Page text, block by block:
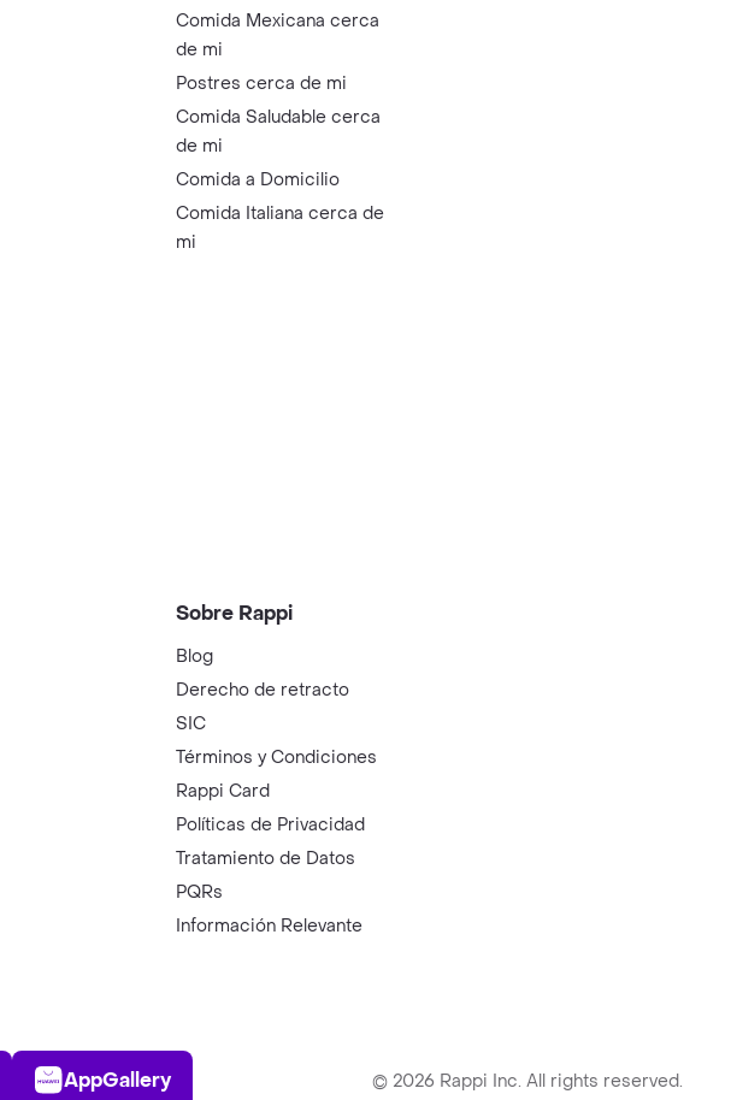
Comida Mexicana cerca
de mi
Postres cerca de mi
Comida Saludable cerca
de mi
Comida a Domicilio
Comida Italiana cerca de
mi
Sobre Rappi
Blog
Derecho de retracto
SIC
Términos y Condiciones
Rappi Card
Políticas de Privacidad
Tratamiento de Datos
PQRs
Información Relevante
AppGallery
AppGallery © 2026 Rappi Inc. All rights reserved.